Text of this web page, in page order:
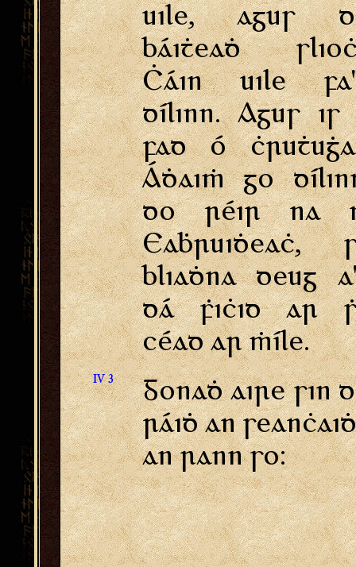
uile, agus
báiṫeaḋ
Ċáin uile
dílinn. Agus is
fad ó
Áḋaiṁ go
do réir na
Eaḃruiḋeaċ,
bliaḋna deug
dá ḟiċid ar
céad ar ṁíle.
IV 3
Gonaḋ aire sin
ráiḋ an
an rann so: